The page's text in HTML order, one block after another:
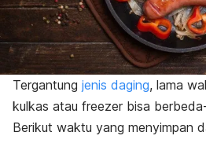
Tergantung jenis daging, lama
kulkas atau freezer bisa
Berikut waktu yang menyimpan